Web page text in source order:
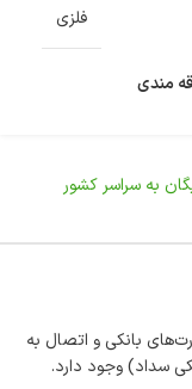
فلزی
مندی
به سراسر کشور
پرداخت در محل
بانکی و اتصال به
سداد) وجود دارد.